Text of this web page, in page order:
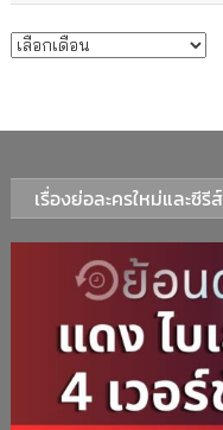
บทความรายเดือน
เรื่องย่อละครใหม่และซีรีส์